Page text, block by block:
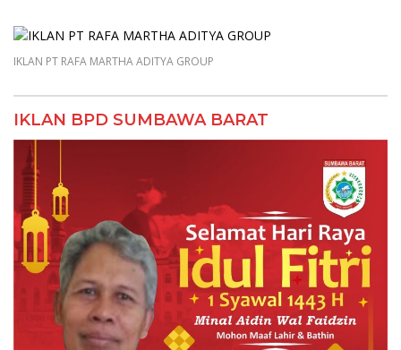
IKLAN PT RAFA MARTHA ADITYA GROUP
IKLAN BPD SUMBAWA BARAT